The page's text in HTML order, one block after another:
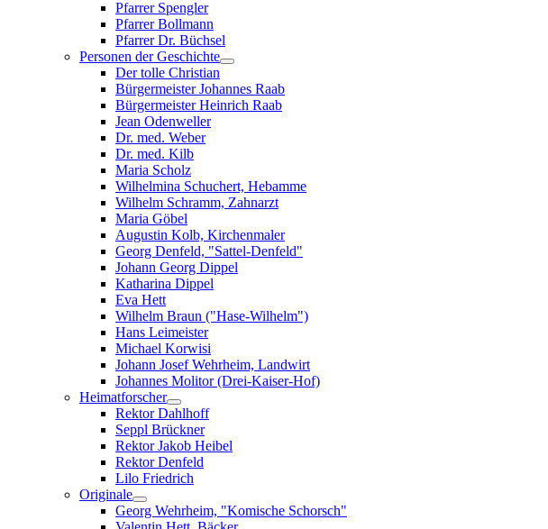
Pfarrer Spengler
Pfarrer Bollmann
Pfarrer Dr. Büchsel
Personen der Geschichte
Der tolle Christian
Bürgermeister Johannes Raab
Bürgermeister Heinrich Raab
Jean Odenweller
Dr. med. Weber
Dr. med. Kilb
Maria Scholz
Wilhelmina Schuchert, Hebamme
Wilhelm Schramm, Zahnarzt
Maria Göbel
Augustin Kolb, Kirchenmaler
Georg Denfeld, "Sattel-Denfeld"
Johann Georg Dippel
Katharina Dippel
Eva Hett
Wilhelm Braun ("Hase-Wilhelm")
Hans Leimeister
Michael Korwisi
Johann Josef Wehrheim, Landwirt
Johannes Molitor (Drei-Kaiser-Hof)
Heimatforscher
Rektor Dahlhoff
Seppl Brückner
Rektor Jakob Heibel
Rektor Denfeld
Lilo Friedrich
Originale
Georg Wehrheim, "Komische Schorsch"